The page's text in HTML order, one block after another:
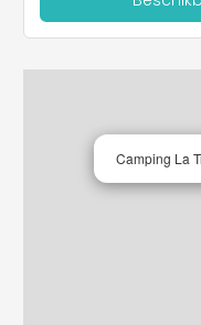
Camping La